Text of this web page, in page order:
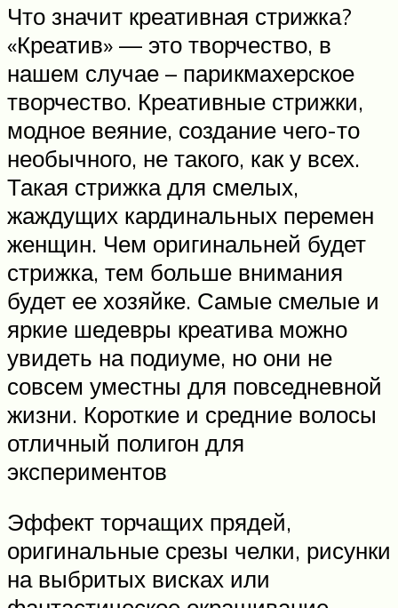
Что значит креативная стрижка?
«Креатив» — это творчество, в
нашем случае – парикмахерское
творчество. Креативные стрижки,
модное веяние, создание чего-то
необычного, не такого, как у всех.
Такая стрижка для смелых,
жаждущих кардинальных перемен
женщин. Чем оригинальней будет
стрижка, тем больше внимания
будет ее хозяйке. Самые смелые и
яркие шедевры креатива можно
увидеть на подиуме, но они не
совсем уместны для повседневной
жизни. Короткие и средние волосы
отличный полигон для
экспериментов
Эффект торчащих прядей,
оригинальные срезы челки, рисунки
на выбритых висках или